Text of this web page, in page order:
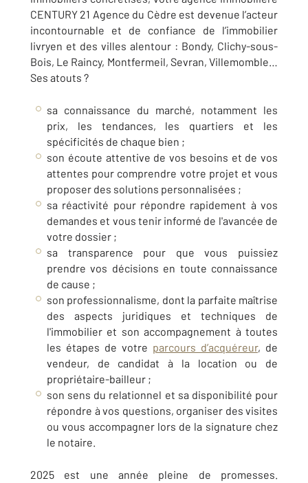
CENTURY 21 Agence du Cèdre est devenue l’acteur
incontournable et de confiance de l’immobilier
livryen et des villes alentour : Bondy, Clichy-sous-
Bois, Le Raincy, Montfermeil, Sevran, Villemomble…
Ses atouts ?
sa connaissance du marché, notamment les
prix, les tendances, les quartiers et les
spécificités de chaque bien ;
son écoute attentive de vos besoins et de vos
attentes pour comprendre votre projet et vous
proposer des solutions personnalisées ;
sa réactivité pour répondre rapidement à vos
demandes et vous tenir informé de l'avancée de
votre dossier ;
sa transparence pour que vous puissiez
prendre vos décisions en toute connaissance
de cause ;
son professionnalisme, dont la parfaite maîtrise
des aspects juridiques et techniques de
l'immobilier et son accompagnement à toutes
les étapes de votre parcours d’acquéreur, de
vendeur, de candidat à la location ou de
propriétaire-bailleur ;
son sens du relationnel et sa disponibilité pour
répondre à vos questions, organiser des visites
ou vous accompagner lors de la signature chez
le notaire.
2025 est une année pleine de promesses.